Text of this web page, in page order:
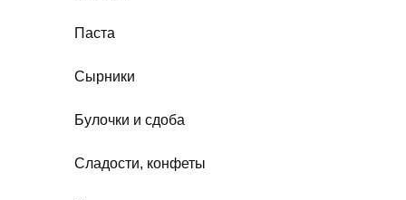
Паста
Сырники
Булочки и сдоба
Сладости, конфеты